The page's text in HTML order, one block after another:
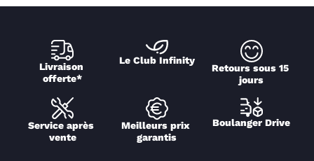
Livraison
offerte*
Le Club Infinity
Retours sous 15
jours
Service après
vente
Meilleurs prix
garantis
Boulanger Drive